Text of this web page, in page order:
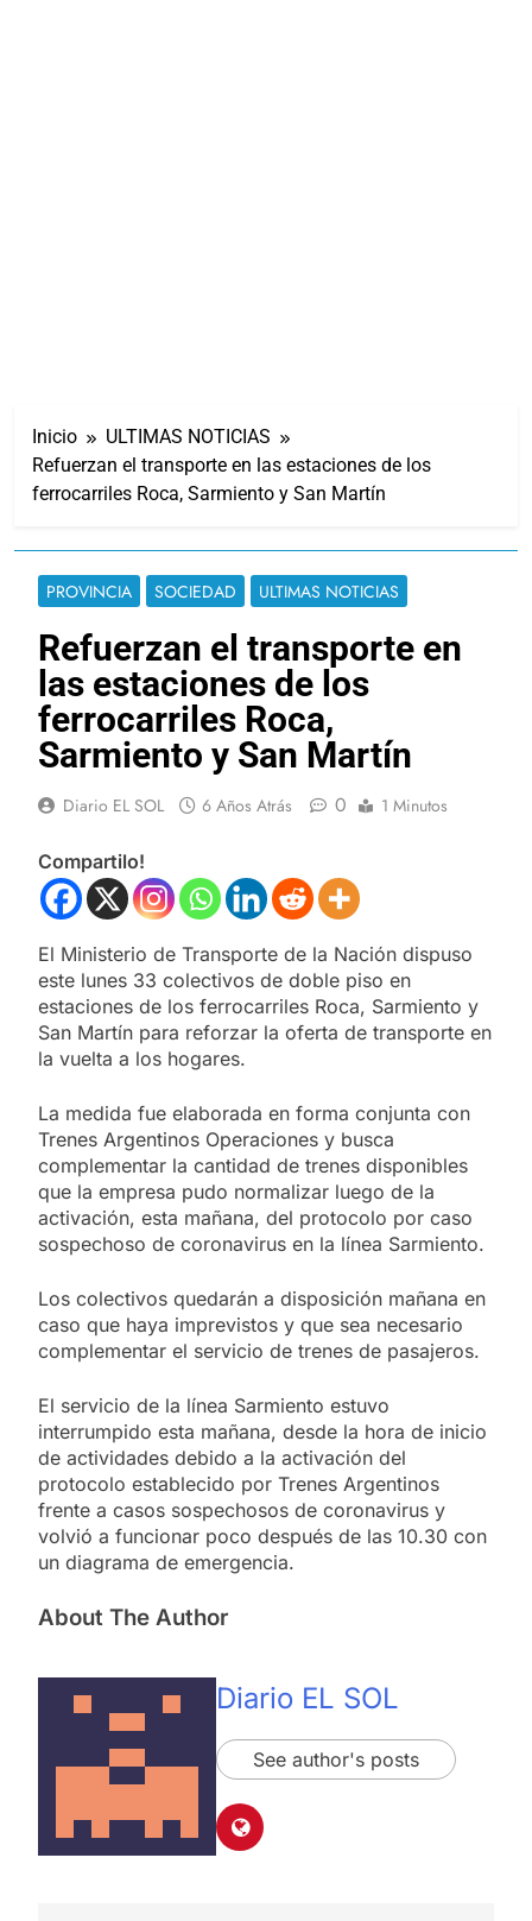
Inicio
ULTIMAS NOTICIAS
Refuerzan el transporte en las estaciones de los
ferrocarriles Roca, Sarmiento y San Martín
PROVINCIA SOCIEDAD ULTIMAS NOTICIAS
Refuerzan el transporte en
las estaciones de los
ferrocarriles Roca,
Sarmiento y San Martín
Diario EL SOL 6 Años Atrás 0 1 Minutos
Compartilo!
El Ministerio de Transporte de la Nación dispuso
este lunes 33 colectivos de doble piso en
estaciones de los ferrocarriles Roca, Sarmiento y
San Martín para reforzar la oferta de transporte en
la vuelta a los hogares.
La medida fue elaborada en forma conjunta con
Trenes Argentinos Operaciones y busca
complementar la cantidad de trenes disponibles
que la empresa pudo normalizar luego de la
activación, esta mañana, del protocolo por caso
sospechoso de coronavirus en la línea Sarmiento.
Los colectivos quedarán a disposición mañana en
caso que haya imprevistos y que sea necesario
complementar el servicio de trenes de pasajeros.
El servicio de la línea Sarmiento estuvo
interrumpido esta mañana, desde la hora de inicio
de actividades debido a la activación del
protocolo establecido por Trenes Argentinos
frente a casos sospechosos de coronavirus y
volvió a funcionar poco después de las 10.30 con
un diagrama de emergencia.
About The Author
Diario EL SOL
See author's posts